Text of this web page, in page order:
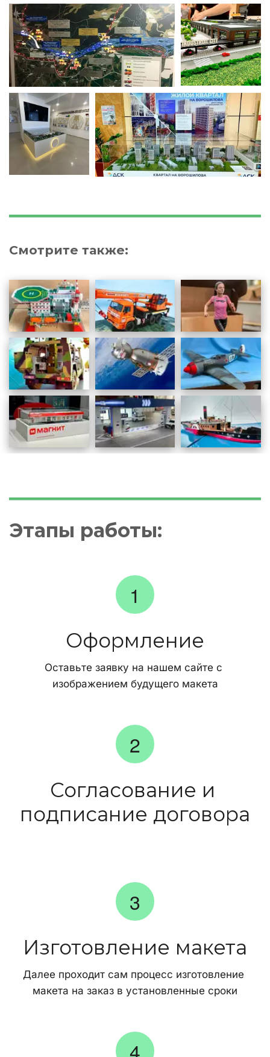
Смотрите также:
Этапы работы:
Оформление
Оставьте заявку на нашем сайте с
изображением будущего макета
Согласование и
подписание договора
Изготовление макета
Далее проходит сам процесс изготовление
макета на заказ в установленные сроки